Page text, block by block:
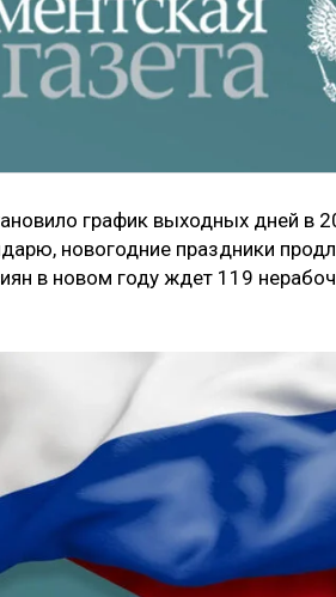
график выходных дней в
новогодние праздники
в новом году ждет 119